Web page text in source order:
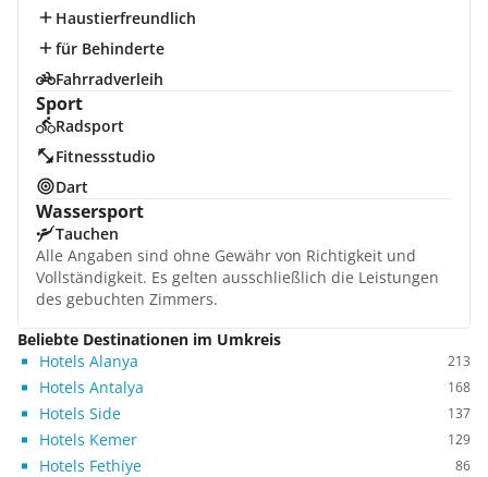
Haustierfreundlich
für Behinderte
Fahrradverleih
Sport
Radsport
Fitnessstudio
Dart
Wassersport
Tauchen
Alle Angaben sind ohne Gewähr von Richtigkeit und
Vollständigkeit. Es gelten ausschließlich die Leistungen
des gebuchten Zimmers.
Beliebte Destinationen im Umkreis
Hotels Alanya
213
Hotels Antalya 168
Hotels Side 137
Hotels Kemer 129
Hotels Fethiye 86